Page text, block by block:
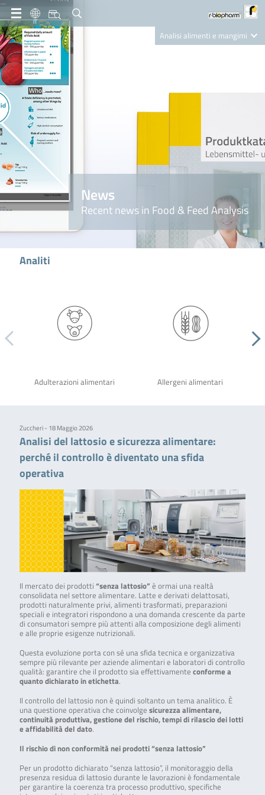
IT
Analisi alimenti e mangimi
Nutrition Care
News
Recent news in Food & Feed Analysis
Analiti
Adulterazioni alimentari Allergeni alimentari
Zuccheri - 18 Maggio 2026
Analisi del lattosio e sicurezza alimentare:
perché il controllo è diventato una sfida
operativa
Il mercato dei prodotti “senza lattosio”è ormai una realtà
consolidata nel settore alimentare. Latte e derivati delattosati,
prodotti naturalmente privi, alimenti trasformati, preparazioni
speciali e integratori rispondono a una domanda crescente da parte
di consumatori sempre più attenti alla composizione degli alimenti
e alle proprie esigenze nutrizionali.
Questa evoluzione porta con sé una sfida tecnica e organizzativa
sempre più rilevante per aziende alimentari e laboratori di controllo
qualità: garantire che il prodotto sia effettivamente conforme a
quanto dichiarato in etichetta.
Il controllo del lattosio non è quindi soltanto un tema analitico. È
una questione operativa che coinvolge sicurezza alimentare,
continuità produttiva, gestione del rischio, tempi di rilascio dei lotti
e affidabilità del dato.
Il rischio di non conformità nei prodotti “senza lattosio”
Per un prodotto dichiarato “senza lattosio”, il monitoraggio della
presenza residua di lattosio durante le lavorazioni è fondamentale
per garantire la coerenza tra processo produttivo, specifiche